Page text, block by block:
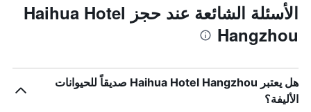
الأسئلة الشائعة عند حجز Haihua Hotel
Hangzhou
هل يعتبر Haihua Hotel Hangzhou صديقاً للحيوانات
الأليفة؟